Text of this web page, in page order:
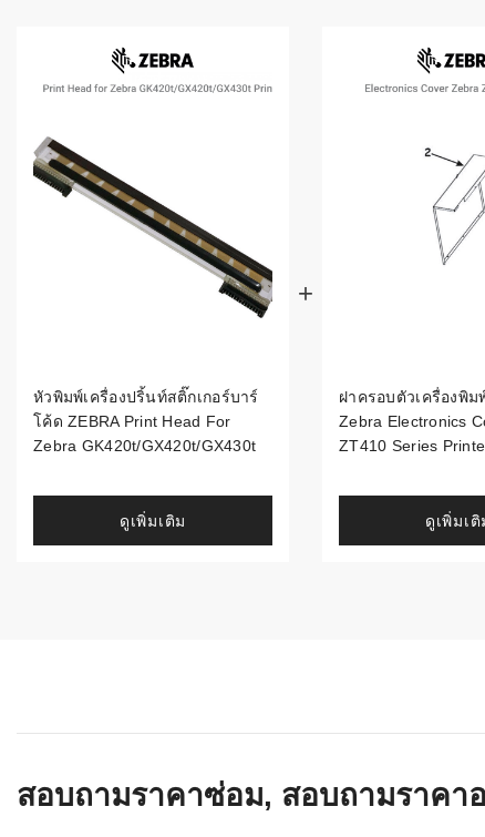
การพัฒน
อุตสาหก
อุตสาหก
ระบบบาร์
อุตสาหกร
ระบบบาร์
ระบบบาร์
แพทย์
ศึกษา
ระบบบาร์
หัวพิมพ์เครื่องปริ้นท์สติ๊กเกอร์บาร์
โค้ด ZEBRA Print Head For
Zebra GK420t/GX420t/GX430t
ดูเพิ่มเติม
ฝาครอบตัวเครื่องพิม
Zebra Electronics
ZT410 Series
ดูเพิ่มเติ
สอบถามราคาซ่อม, สอบถามราค